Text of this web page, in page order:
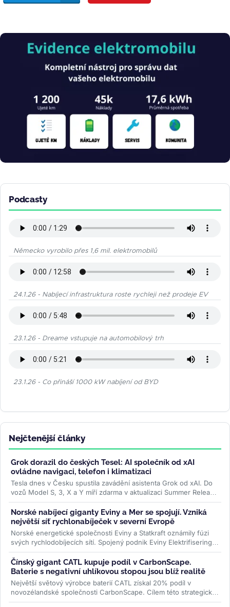
Obrázek
Podcasty
Německo vyrobilo přes 1,6 mil. elektromobilů
24.1.26 - Nabíjecí infrastruktura roste rychleji než prodeje EV
23.1.26 - Dreame vstupuje na automobilový trh
23.1.26 - Co přináší 1000 kW nabíjení od BYD
Nejčtenější články
Grok dorazil do českých Tesel: AI společník od xAI
ovládne navigaci, telefon i klimatizaci
Tesla dnes v Česku spustila zavádění asistenta Grok od xAI. Do
vozů Model S, 3, X a Y míří zdarma v aktualizaci Summer Release
— hlasem...>>
Norské nabíjecí giganty Eviny a Mer se spojují. Vzniká
největší síť rychlonabíječek v severní Evropě
Norské energetické společnosti Eviny a Statkraft oznámily fúzi
svých rychlodobíjecích sítí. Spojený podnik Eviny Elektrifisering
bude mít...>>
Čínský gigant CATL kupuje podíl v CarbonScape.
Baterie s negativní uhlíkovou stopou jsou blíž realitě
Největší světový výrobce baterií CATL získal 20% podíl v
novozélandské společnosti CarbonScape. Cílem této strategické
investice je...>>